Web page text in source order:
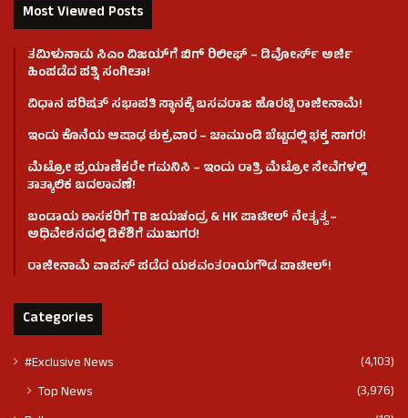
Most Viewed Posts
ತಮಿಳುನಾಡು ಸಿಎಂ ವಿಜಯ್‌ಗೆ ಬಿಗ್ ರಿಲೀಫ್ – ಡಿವೋರ್ಸ್ ಅರ್ಜಿ
ಹಿಂಪಡೆದ ಪತ್ನಿ ಸಂಗೀತಾ!
ವಿಧಾನ ಪರಿಷತ್ ಸಭಾಪತಿ ಸ್ಥಾನಕ್ಕೆ ಬಸವರಾಜ ಹೊರಟ್ಟಿ ರಾಜೀನಾಮೆ!
ಇಂದು ಕೊನೆಯ ಆಷಾಢ ಶುಕ್ರವಾರ – ಚಾಮುಂಡಿ ಬೆಟ್ಟದಲ್ಲಿ ಭಕ್ತ ಸಾಗರ!
ಮೆಟ್ರೋ ಪ್ರಯಾಣಿಕರೇ ಗಮನಿಸಿ – ಇಂದು ರಾತ್ರಿ ಮೆಟ್ರೋ ಸೇವೆಗಳಲ್ಲಿ
ತಾತ್ಕಾಲಿಕ ಬದಲಾವಣೆ!
ಬಂಡಾಯ ಶಾಸಕರಿಗೆ TB ಜಯಚಂದ್ರ & HK ಪಾಟೀಲ್ ನೇತೃತ್ವ –
ಅಧಿವೇಶನದಲ್ಲಿ ಡಿಕೆಶಿಗೆ ಮುಜುಗರ!
ರಾಜೀನಾಮೆ ವಾಪಸ್ ಪಡೆದ ಯಶವಂತರಾಯಗೌಡ ಪಾಟೀಲ್‌!
Categories
#Exclusive News (4,103)
Top News (3,976)